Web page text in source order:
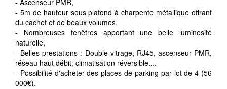
- Ascenseur PMR,
- 5m de hauteur sous plafond à charpente métallique offrant
du cachet et de beaux volumes,
- Nombreuses fenêtres apportant une belle luminosité
naturelle,
- Belles prestations : Double vitrage, RJ45, ascenseur PMR,
réseau haut débit, climatisation réversible....
- Possibilité d'acheter des places de parking par lot de 4 (56
000€).